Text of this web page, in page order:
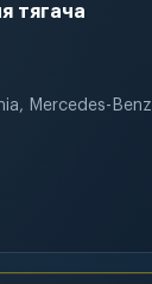
тягача
Mercedes-Benz